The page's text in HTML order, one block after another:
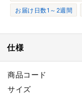
お届け日数1～2週間
仕様
商品コード
サイズ